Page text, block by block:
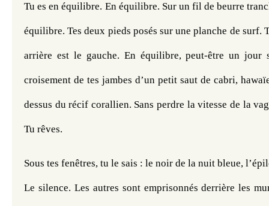
Tu es en équilibre. En équilibre. Sur un fil de beurre
équilibre. Tes deux pieds posés sur une planche de surf.
arrière est le gauche. En équilibre, peut-être un jour
croisement de tes jambes d’un petit saut de cabri,
dessus du récif corallien. Sans perdre la vitesse de la
Tu rêves.
Sous tes fenêtres, tu le sais : le noir de la nuit bleue,
Le silence. Les autres sont emprisonnés derrière les